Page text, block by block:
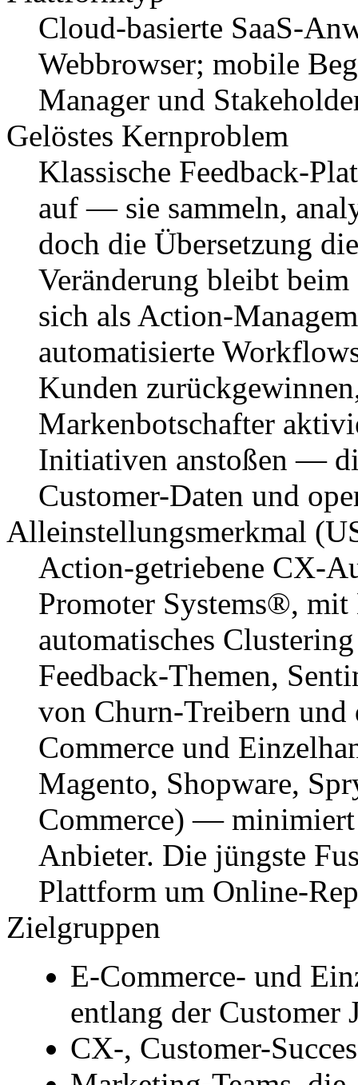
Cloud-basierte SaaS-
Webbrowser; mobile
Manager und
Gelöstes Kernproblem
Klassische Feedback-
auf — sie sammeln,
doch die Übersetzung
Veränderung bleibt
sich als Action-
automatisierte
Kunden
Markenbotschafter
Initiativen anstoßen —
Customer-Daten und
Alleinstellungsmerkmal
Action-getriebene CX-
Promoter Systems®,
automatisches
Feedback-Themen,
von Churn-Treibern und
Commerce und
Magento, Shopware,
Commerce) —
Anbieter. Die jüngste
Plattform um Online-
Zielgruppen
E-Commerce- und
entlang der Customer
CX-, Customer-